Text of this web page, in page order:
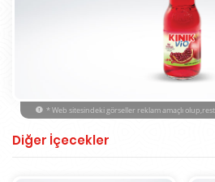
* Web sitesindeki görseller reklam amaçlı
Diğer İçecekler